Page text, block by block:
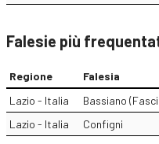
Falesie più
Regione Falesia
Lazio - Italia
Bassiano
Lazio - Italia
Configni